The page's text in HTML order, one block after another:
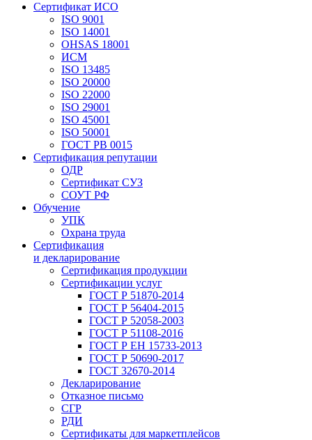
Сертификат ИСО
ISO 9001
ISO 14001
OHSAS 18001
ИСМ
ISO 13485
ISO 20000
ISO 22000
ISO 29001
ISO 45001
ISO 50001
ГОСТ РВ 0015
Сертификация репутации
ОДР
Сертификат СУЗ
СОУТ РФ
Обучение
УПК
Охрана труда
Сертификация
и декларирование
Сертификация продукции
Сертификации услуг
ГОСТ Р 51870-2014
ГОСТ Р 56404-2015
ГОСТ Р 52058-2003
ГОСТ Р 51108-2016
ГОСТ Р ЕН 15733-2013
ГОСТ Р 50690-2017
ГОСТ 32670-2014
Декларирование
Отказное письмо
СГР
РДИ
Сертификаты для маркетплейсов